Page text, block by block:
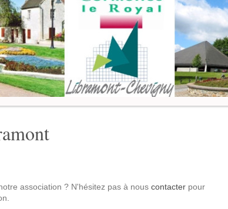
association ? N'hésitez pas à nous contacter pour